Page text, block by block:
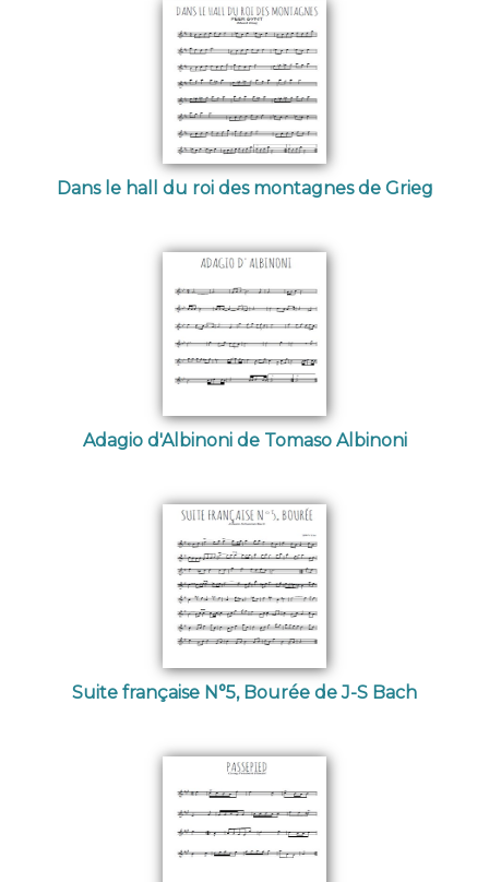
Dans le hall du roi des montagnes de Grieg
Adagio d'Albinoni de Tomaso Albinoni
Suite française N°5, Bourée de J-S Bach